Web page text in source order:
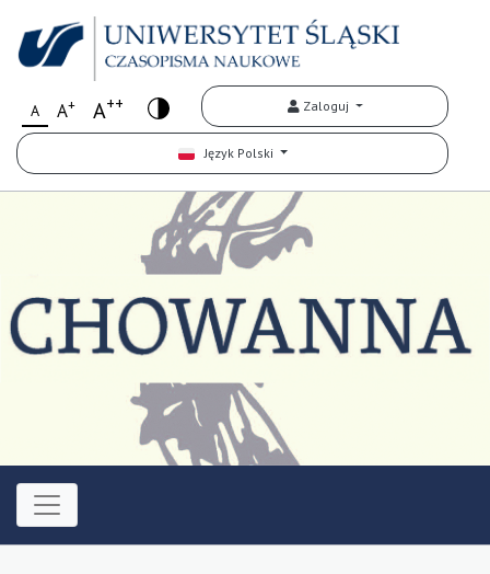
A A+ A++ Zaloguj
Język Polski